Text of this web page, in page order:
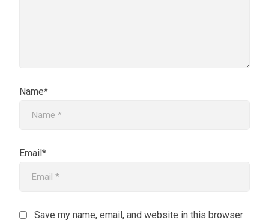
Name*
Email*
Save my name, email, and website in this browser